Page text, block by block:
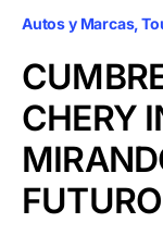
Autos y Marcas
CHERY